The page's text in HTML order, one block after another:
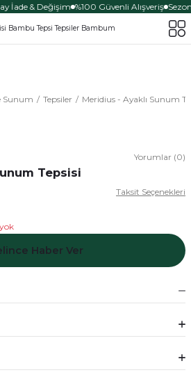
İade & Değişim %100 Güvenli Alışveriş
Sunum Tepsiler Meridius - Ayaklı Sunum
Yorumlar (0)
Tepsisi
Taksit Seçenekleri
Haber Ver